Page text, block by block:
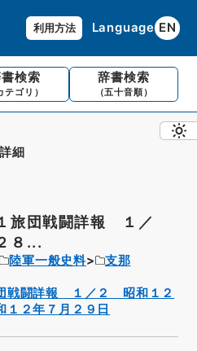
利用方法 Language EN
検索
テゴリ）
辞書検索
（五十音順）
細
旅団戦闘詳報 １／
８...
陸軍一般史料
支那
戦闘詳報 １／２ 昭和１２
１２年７月２９日